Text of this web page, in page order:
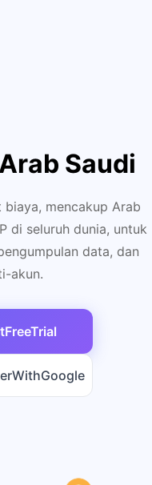
Saudi
mencakup Arab
di seluruh dunia, untuk
data, dan
akun.